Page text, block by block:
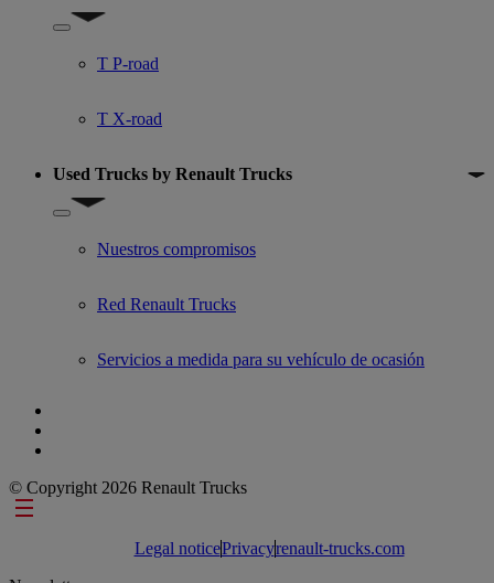
Show submenu for Ofertas de vehículos de ocasión
T P-road
T X-road
Used Trucks by Renault Trucks
Show submenu for Used Trucks by Renault Trucks
Nuestros compromisos
Red Renault Trucks
Servicios a medida para su vehículo de ocasión
© Copyright 2026 Renault Trucks
Footer links
Legal noticePrivacyrenault-trucks.com